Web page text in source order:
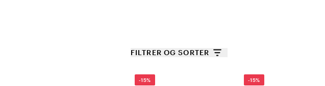
FILTRER OG SORTER
-15% -15%